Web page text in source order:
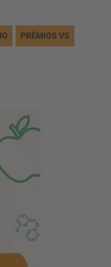
PRÉMIOS VS